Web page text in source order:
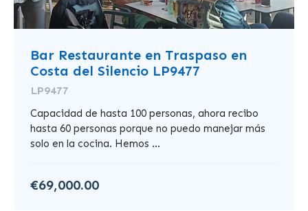
Bar Restaurante en Traspaso en
Costa del Silencio LP9477
LP9477
Capacidad de hasta 100 personas, ahora recibo
hasta 60 personas porque no puedo manejar más
solo en la cocina. Hemos ...
€69,000.00